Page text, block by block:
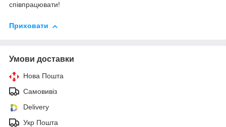
співпрацювати!
Приховати
Умови доставки
Нова Пошта
Самовивіз
Delivery
Укр Пошта